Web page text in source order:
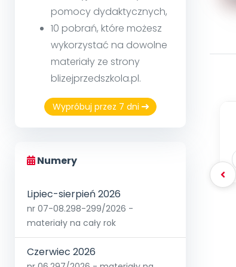
pomocy dydaktycznych,
10 pobrań, które możesz
wykorzystać na dowolne
materiały ze strony
blizejprzedszkola.pl.
Wypróbuj przez 7 dni
Numery
Lipiec-sierpień 2026
nr 07-08.298-299/2026 -
materiały na cały rok
Czerwiec 2026